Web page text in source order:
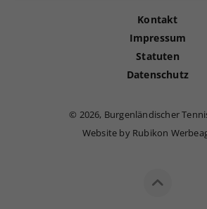
Kontakt
Impressum
Statuten
Datenschutz
© 2026, Burgenländischer
Website by Rubikon